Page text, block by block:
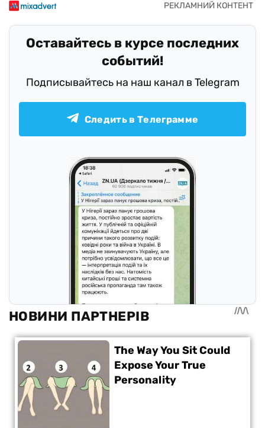
Оставайтесь в курсе последних
событий!
Подписывайтесь на наш канал в Telegram
Следить в Телеграмме